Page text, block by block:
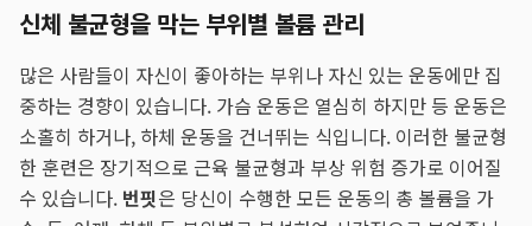
신체 불균형을 막는 부위별 볼륨 관리
많은 사람들이 자신이 좋아하는 부위나 자신 있는 운동에만 집
중하는 경향이 있습니다. 가슴 운동은 열심히 하지만 등 운동은
소홀히 하거나, 하체 운동을 건너뛰는 식입니다. 이러한 불균형
한 훈련은 장기적으로 근육 불균형과 부상 위험 증가로 이어질
수 있습니다. 번핏은 당신이 수행한 모든 운동의 총 볼륨을 가